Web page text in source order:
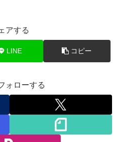
アする
LINE コピー
ォローする